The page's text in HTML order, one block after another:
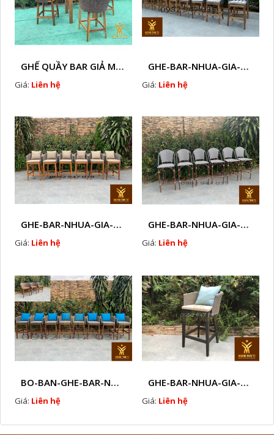
GHẾ QUẦY BAR GIẢ MÂY HTT - GB14
Giá: Liên hệ
GHE-BAR-NHUA-GIA-MAY-NGOAI-TROI-A2
Giá: Liên hệ
GHE-BAR-NHUA-GIA-MAY-GHE-CAFE-NGOAI-TROI-J 1
Giá: Liên hệ
GHE-BAR-NHUA-GIA-MAY-NGOAI-TROI-K1
Giá: Liên hệ
BO-BAN-GHE-BAR-NHUA-GIA-MAY-SAN-VUON-EW3
Giá: Liên hệ
GHE-BAR-NHUA-GIA-MAY-NGOAI-TROI-N7
Giá: Liên hệ